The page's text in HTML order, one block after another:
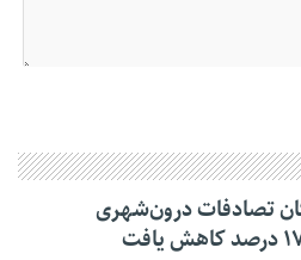
تصادفات درون‌شهری